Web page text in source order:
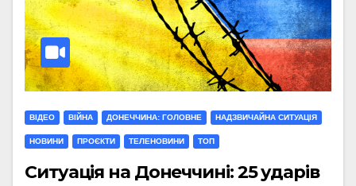
ВІДЕО ВІЙНА ДОНЕЧЧИНА: ГОЛОВНЕ НАДЗВИЧАЙНА СИТУАЦІЯ
НОВИНИ ПРОЄКТИ ТЕЛЕНОВИНИ ТОП
Ситуація на Донеччині: 25 ударів